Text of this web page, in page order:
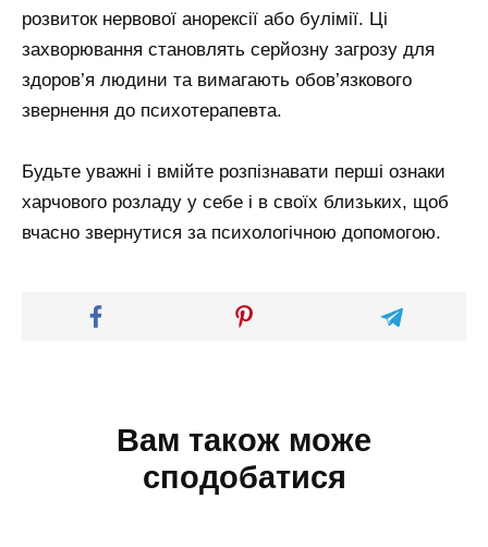
розвиток нервової анорексії або булімії. Ці
захворювання становлять серйозну загрозу для
здоров’я людини та вимагають обов’язкового
звернення до психотерапевта.
Будьте уважні і вмійте розпізнавати перші ознаки
харчового розладу у себе і в своїх близьких, щоб
вчасно звернутися за психологічною допомогою.
Вам також може
сподобатися